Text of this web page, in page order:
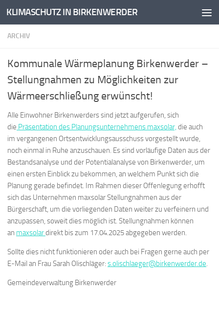
Zum Inhalt springen
KLIMASCHUTZ IN BIRKENWERDER
ARCHIV
Kommunale Wärmeplanung Birkenwerder –
Stellungnahmen zu Möglichkeiten zur
Wärmeerschließung erwünscht!
Alle Einwohner Birkenwerders sind jetzt aufgerufen, sich
die Präsentation des Planungsunternehmens maxsolar, die auch
im vergangenen Ortsentwicklungsausschuss vorgestellt wurde,
noch einmal in Ruhe anzuschauen. Es sind vorläufige Daten aus der
Bestandsanalyse und der Potentialanalyse von Birkenwerder, um
einen ersten Einblick zu bekommen, an welchem Punkt sich die
Planung gerade befindet. Im Rahmen dieser Offenlegung erhofft
sich das Unternehmen maxsolar Stellungnahmen aus der
Bürgerschaft, um die vorliegenden Daten weiter zu verfeinern und
anzupassen, soweit dies möglich ist. Stellungnahmen können
an maxsolardirekt bis zum 17.04.2025 abgegeben werden.
Sollte dies nicht funktionieren oder auch bei Fragen gerne auch per
E-Mail an Frau Sarah Olischläger: s.olischlaeger@birkenwerder.de.
Gemeindeverwaltung Birkenwerder